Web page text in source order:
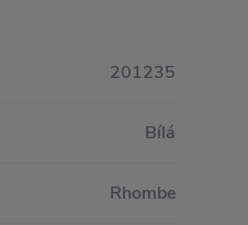
201235
Bílá
Rhombe